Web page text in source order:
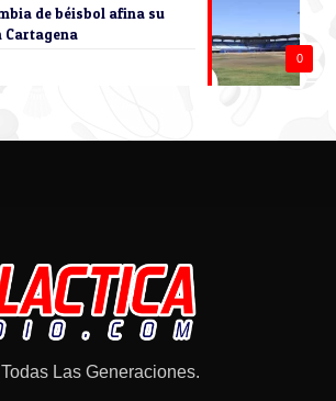
0
de béisbol afina su
Cartagena
Las Generaciones.